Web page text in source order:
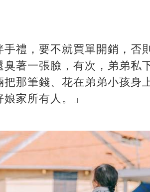
手禮，要不就買單開銷，否
著一張臉，有次，弟弟私
那筆錢、花在弟弟小孩身
家所有人。」